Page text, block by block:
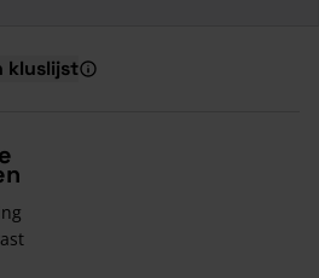
kluslijst